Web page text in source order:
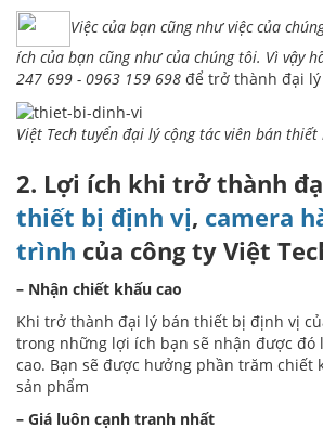
Việc của bạn cũng như việc của
ích của bạn cũng như của chúng tôi. Vì vậy
247 699 - 0963 159 698 để trở thành đại lý
Việt Tech tuyển đại lý cộng tác viên bán
2. Lợi ích khi trở thành
thiết bị định vị, camera
trình của công ty Việt
– Nhận chiết khấu cao
Khi trở thành đại lý bán thiết bị định vị
trong những lợi ích bạn sẽ nhận được đó
cao. Bạn sẽ được hưởng phần trăm chiết
sản phẩm
– Giá luôn cạnh tranh nhất